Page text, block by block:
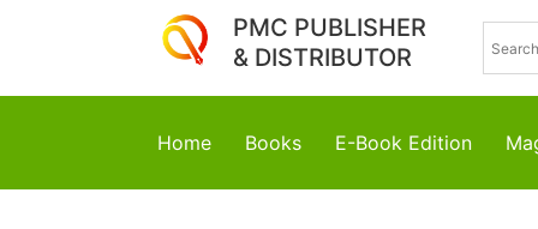
PMC PUBLISHER
& DISTRIBUTOR
Home Books E-Book Edition